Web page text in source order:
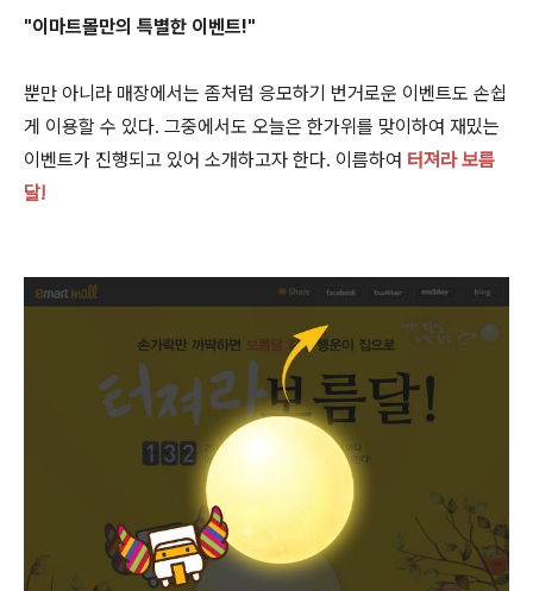
"이마트몰만의 특별한 이벤트!"
뿐만 아니라 매장에서는 좀처럼 응모하기 번거로운 이벤트도 손쉽
게 이용할 수 있다. 그중에서도 오늘은 한가위를 맞이하여 재밌는
이벤트가 진행되고 있어 소개하고자 한다. 이름하여 터져라 보름
달!